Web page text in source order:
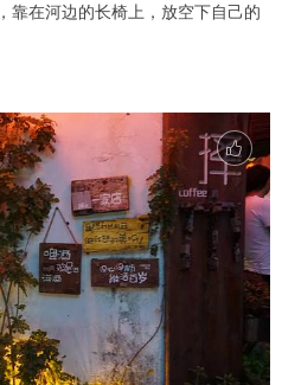
靠在河边的长椅上，放空下自己的